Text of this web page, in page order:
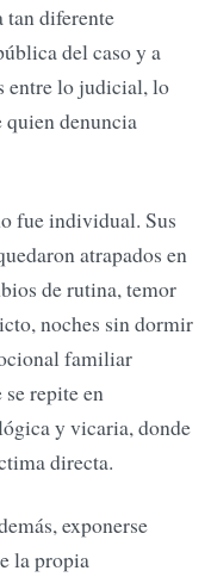
tan diferente
del caso y a
entre lo judicial, lo
denuncia
fue individual. Sus
atrapados en
de rutina, temor
noches sin dormir
familiar
repite en
y vicaria, donde
directa.
exponerse
la propia